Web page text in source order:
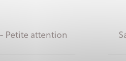
Petite attention